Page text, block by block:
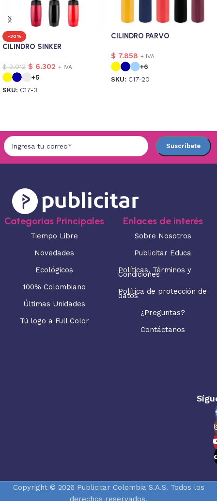
-30%
CILINDRO SINKER
$9.012 $ 6.302 + IVA
+5
SKU: C17-3
CILINDRO PARVO
$ 7.858 + IVA
+6
SKU: C17-20
Categorias Principales
Tiempo Libre
Novedades
Ecológicos
100% Colombiano
Últimas Unidades
Tú logo a Full Color
Enlaces de interés
Sobre Nosotros
Publicitar Educa
Políticas, Términos y
Condiciones
Política de protección de
datos
¿Preguntas?
Contáctanos
Copyright © 2026 Publicitar Colombia S.A.S. Todos los
derechos reservados.